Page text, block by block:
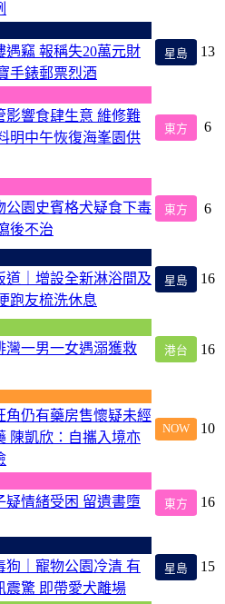
遇竊 報稱失20萬元財
手錶郵票烈酒
星島 13
影響食肆生意 維修難
明中午恢復海峯園供
東方 6
公園史賓格犬疑食下毒
後不治
東方 6
道｜增設全新淋浴間及
跑友梳洗休息
星島 16
灣一男一女遇溺獲救
港台 16
角仍有藥房售懷疑未經
陳凱欣：自攜入境亦
NOW 10
疑情緒受困 留遺書墮
東方 16
狗｜寵物公園冷清 有
震驚 即帶愛犬離場
星島 15